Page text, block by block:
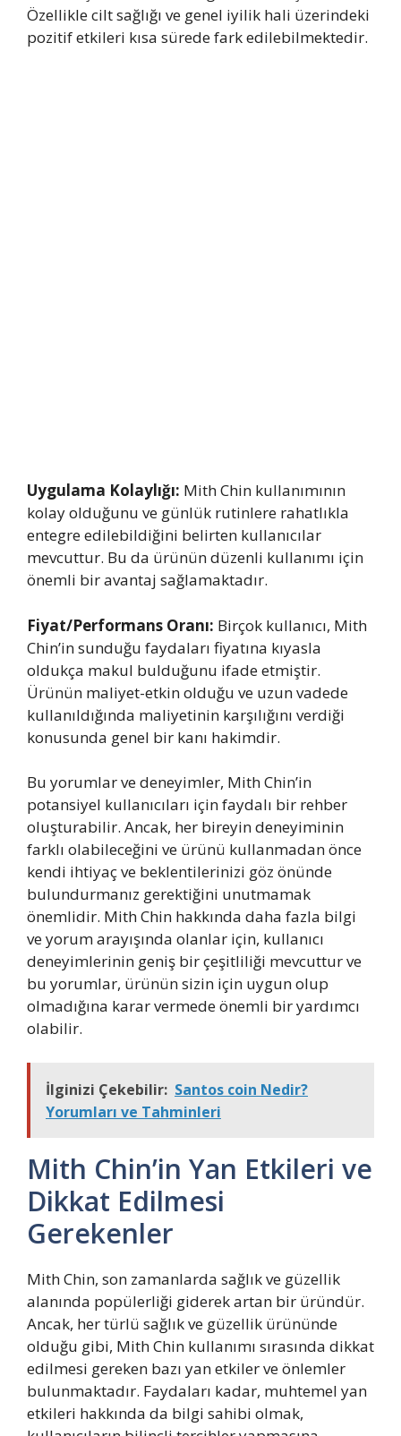
Özellikle cilt sağlığı ve genel iyilik hali üzerindeki
pozitif etkileri kısa sürede fark edilebilmektedir.
Uygulama Kolaylığı: Mith Chin kullanımının
kolay olduğunu ve günlük rutinlere rahatlıkla
entegre edilebildiğini belirten kullanıcılar
mevcuttur. Bu da ürünün düzenli kullanımı için
önemli bir avantaj sağlamaktadır.
Fiyat/Performans Oranı: Birçok kullanıcı, Mith
Chin’in sunduğu faydaları fiyatına kıyasla
oldukça makul bulduğunu ifade etmiştir.
Ürünün maliyet-etkin olduğu ve uzun vadede
kullanıldığında maliyetinin karşılığını verdiği
konusunda genel bir kanı hakimdir.
Bu yorumlar ve deneyimler, Mith Chin’in
potansiyel kullanıcıları için faydalı bir rehber
oluşturabilir. Ancak, her bireyin deneyiminin
farklı olabileceğini ve ürünü kullanmadan önce
kendi ihtiyaç ve beklentilerinizi göz önünde
bulundurmanız gerektiğini unutmamak
önemlidir. Mith Chin hakkında daha fazla bilgi
ve yorum arayışında olanlar için, kullanıcı
deneyimlerinin geniş bir çeşitliliği mevcuttur ve
bu yorumlar, ürünün sizin için uygun olup
olmadığına karar vermede önemli bir yardımcı
olabilir.
İlginizi Çekebilir: Santos coin Nedir?
Yorumları ve Tahminleri
Mith Chin’in Yan Etkileri ve
Dikkat Edilmesi
Gerekenler
Mith Chin, son zamanlarda sağlık ve güzellik
alanında popülerliği giderek artan bir üründür.
Ancak, her türlü sağlık ve güzellik ürününde
olduğu gibi, Mith Chin kullanımı sırasında dikkat
edilmesi gereken bazı yan etkiler ve önlemler
bulunmaktadır. Faydaları kadar, muhtemel yan
etkileri hakkında da bilgi sahibi olmak,